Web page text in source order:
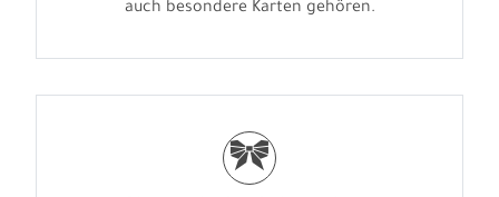
auch besondere Karten gehören.
r